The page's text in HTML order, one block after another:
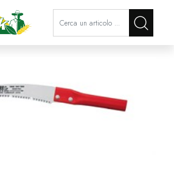
La modifica di un filtro